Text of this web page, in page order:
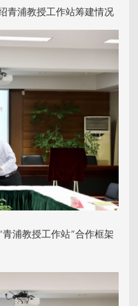
青浦教授工作站筹建情况
浦教授工作站”合作框架